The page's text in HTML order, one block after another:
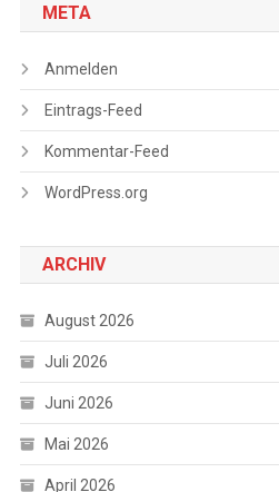
META
Anmelden
Eintrags-Feed
Kommentar-Feed
WordPress.org
ARCHIV
August 2026
Juli 2026
Juni 2026
Mai 2026
April 2026